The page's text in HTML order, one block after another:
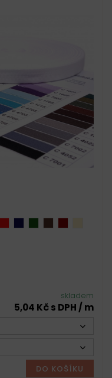
skladem
5,04 Kč s DPH / m
DO KOŠÍKU